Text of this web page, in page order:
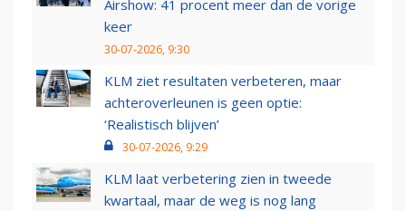
Airshow: 41 procent meer dan de vorige
keer
30-07-2026, 9:30
KLM ziet resultaten verbeteren, maar
achteroverleunen is geen optie:
‘Realistisch blijven’
30-07-2026, 9:29
KLM laat verbetering zien in tweede
kwartaal, maar de weg is nog lang